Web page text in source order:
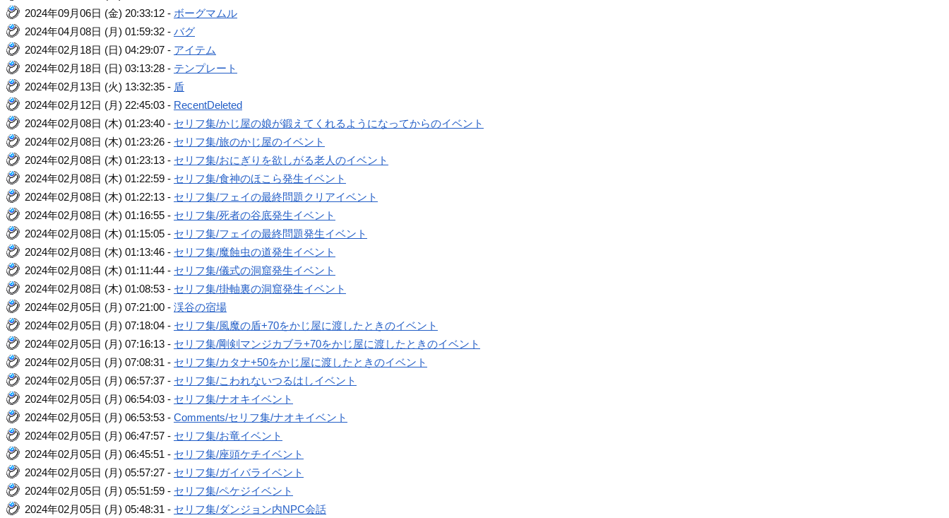
2024年09月06日 (金) 20:33:12 - ボーグマムル
2024年04月08日 (月) 01:59:32 -バグ
2024年02月18日 (日) 04:29:07 - アイテム
2024年02月18日 (日) 03:13:28 - テンプレート
2024年02月13日 (火) 13:32:35 - 盾
2024年02月12日 (月) 22:45:03 - RecentDeleted
2024年02月08日 (木) 01:23:40 - セリフ集/かじ屋の娘が鍛えてくれるようになってからのイベント
2024年02月08日 (木) 01:23:26 - セリフ集/旅のかじ屋のイベント
2024年02月08日 (木) 01:23:13 - セリフ集/おにぎりを欲しがる老人のイベント
2024年02月08日 (木) 01:22:59 - セリフ集/食神のほこら発生イベント
2024年02月08日 (木) 01:22:13 - セリフ集/フェイの最終問題クリアイベント
2024年02月08日 (木) 01:16:55 - セリフ集/死者の谷底発生イベント
2024年02月08日 (木) 01:15:05 - セリフ集/フェイの最終問題発生イベント
2024年02月08日 (木) 01:13:46 - セリフ集/魔蝕虫の道発生イベント
2024年02月08日 (木) 01:11:44 - セリフ集/儀式の洞窟発生イベント
2024年02月08日 (木) 01:08:53 - セリフ集/掛軸裏の洞窟発生イベント
2024年02月05日 (月) 07:21:00 -渓谷の宿場
2024年02月05日 (月) 07:18:04 - セリフ集/風魔の盾+70をかじ屋に渡したときのイベント
2024年02月05日 (月) 07:16:13 - セリフ集/剛剣マンジカブラ+70をかじ屋に渡したときのイベント
2024年02月05日 (月) 07:08:31 - セリフ集/カタナ+50をかじ屋に渡したときのイベント
2024年02月05日 (月) 06:57:37 - セリフ集/こわれないつるはしイベント
2024年02月05日 (月) 06:54:03 - セリフ集/ナオキイベント
2024年02月05日 (月) 06:53:53 -Comments/セリフ集/ナオキイベント
2024年02月05日 (月) 06:47:57 - セリフ集/お竜イベント
2024年02月05日 (月) 06:45:51 - セリフ集/座頭ケチイベント
2024年02月05日 (月) 05:57:27 - セリフ集/ガイバライベント
2024年02月05日 (月) 05:51:59 - セリフ集/ペケジイベント
2024年02月05日 (月) 05:48:31 - セリフ集/ダンジョン内NPC会話